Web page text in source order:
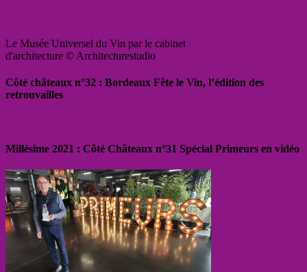
Le Musée Universel du Vin par le cabinet
d'architecture © Architecturestudio
Côté châteaux n°32 : Bordeaux Fête le Vin, l’édition des
retrouvailles
Millésime 2021 : Côté Châteaux n°31 Spécial Primeurs en vidéo